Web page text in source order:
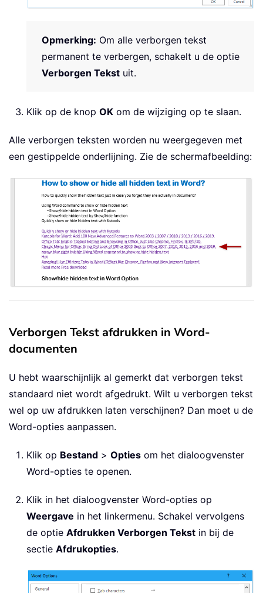
Opmerking: Om alle verborgen tekst
permanent te verbergen, schakelt u de optie
Verborgen Tekst uit.
Klik op de knop OK om de wijziging op te slaan.
Alle verborgen teksten worden nu weergegeven met
een gestippelde onderlijning. Zie de schermafbeelding:
Verborgen Tekst afdrukken in Word-
documenten
U hebt waarschijnlijk al gemerkt dat verborgen tekst
standaard niet wordt afgedrukt. Wilt u verborgen tekst
wel op uw afdrukken laten verschijnen? Dan moet u de
Word-opties aanpassen.
Klik op Bestand > Opties om het dialoogvenster
Word-opties te openen.
Klik in het dialoogvenster Word-opties op
Weergave in het linkermenu. Schakel vervolgens
de optie Afdrukken Verborgen Tekst in bij de
sectie Afdrukopties.